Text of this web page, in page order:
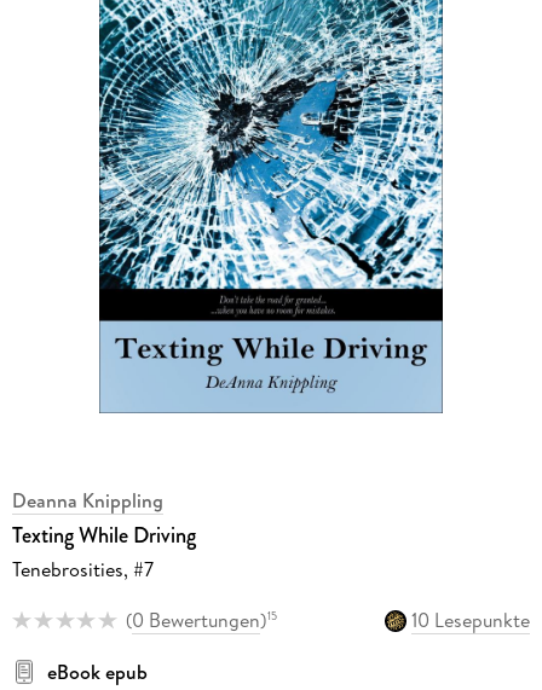
Deanna Knippling
Texting While Driving
Tenebrosities, #7
(0 Bewertungen)15
10 Lesepunkte
eBook epub